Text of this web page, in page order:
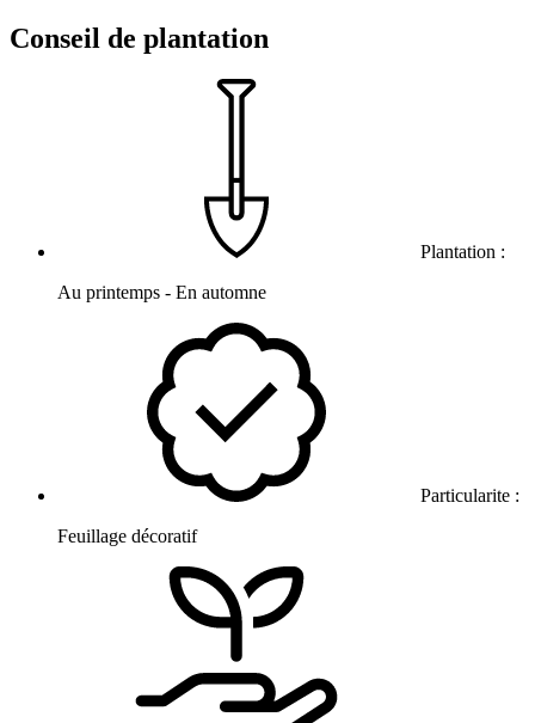
Conseil de plantation
Plantation :
Au printemps - En automne
Particularite :
Feuillage décoratif